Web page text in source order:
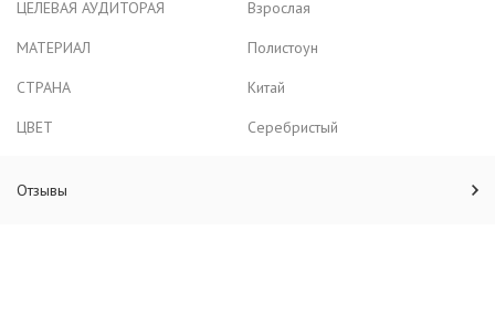
ЦЕЛЕВАЯ АУДИТОРАЯ
Взрослая
МАТЕРИАЛ
Полистоун
СТРАНА
Китай
ЦВЕТ
Серебристый
Отзывы